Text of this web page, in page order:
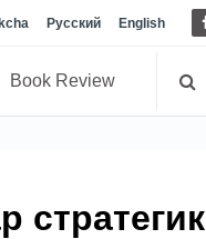
Русский English
Book Review
стратегик